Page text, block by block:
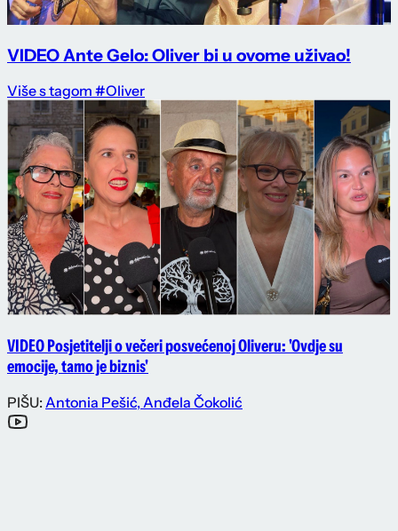
VIDEO Ante Gelo: Oliver bi u ovome uživao!
Više s tagom #Oliver
VIDEO Posjetitelji o večeri posvećenoj Oliveru: 'Ovdje su
emocije, tamo je biznis'
PIŠU: Antonia Pešić, Anđela Čokolić